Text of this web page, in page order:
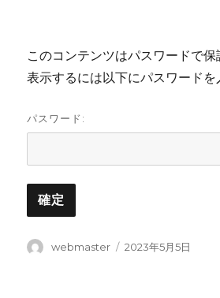
このコンテンツはパスワードで保
表示するには以下にパスワード
パスワード:
投
webmaster
投
2023年5月5日